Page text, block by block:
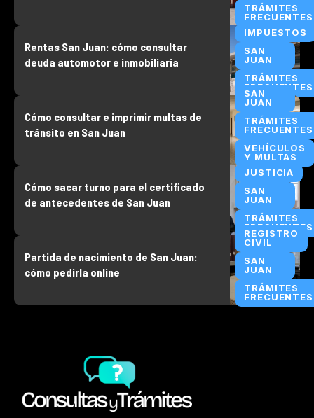
TRÁMITES
FRECUENTES
IMPUESTOS
SAN
JUAN
TRÁMITES
FRECUENTES
Rentas San Juan: cómo consultar
deuda automotor e inmobiliaria
SAN
JUAN
TRÁMITES
FRECUENTES
VEHÍCULOS
Y MULTAS
Cómo consultar e imprimir multas de
tránsito en San Juan
JUSTICIA
SAN
JUAN
TRÁMITES
FRECUENTES
Cómo sacar turno para el certificado
de antecedentes de San Juan
REGISTRO
CIVIL
SAN
JUAN
TRÁMITES
FRECUENTES
Partida de nacimiento de San Juan:
cómo pedirla online